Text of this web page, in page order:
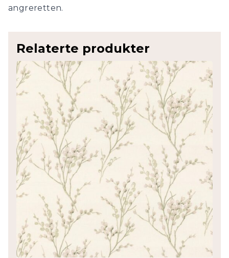
angreretten.
Relaterte produkter